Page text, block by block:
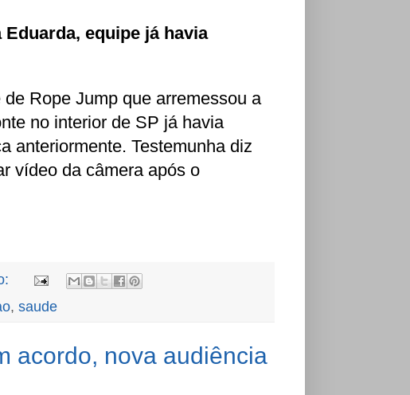
equipe já havia
Rope Jump que arremessou a
no interior de SP já havia
anteriormente. Testemunha diz
vídeo da câmera após o
, saude
acordo, nova audiência